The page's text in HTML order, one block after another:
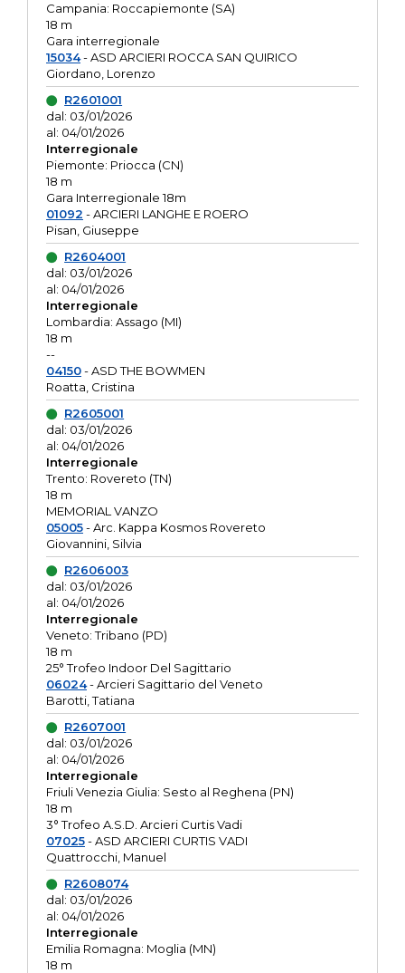
Campania: Roccapiemonte (SA)
18 m
Gara interregionale
15034- ASD ARCIERI ROCCA SAN QUIRICO
Giordano, Lorenzo
R2601001
dal: 03/01/2026
al: 04/01/2026
Interregionale
Piemonte: Priocca (CN)
18 m
Gara Interregionale 18m
01092 - ARCIERI LANGHE E ROERO
Pisan, Giuseppe
R2604001
dal: 03/01/2026
al: 04/01/2026
Interregionale
Lombardia: Assago (MI)
18 m
--
04150- ASD THE BOWMEN
Roatta, Cristina
R2605001
dal: 03/01/2026
al: 04/01/2026
Interregionale
Trento: Rovereto (TN)
18 m
MEMORIAL VANZO
05005- Arc. Kappa Kosmos Rovereto
Giovannini, Silvia
R2606003
dal: 03/01/2026
al: 04/01/2026
Interregionale
Veneto: Tribano (PD)
18 m
25° Trofeo Indoor Del Sagittario
06024- Arcieri Sagittario del Veneto
Barotti, Tatiana
R2607001
dal: 03/01/2026
al: 04/01/2026
Interregionale
Friuli Venezia Giulia: Sesto al Reghena (PN)
18 m
3° Trofeo A.S.D. Arcieri Curtis Vadi
07025- ASD ARCIERI CURTIS VADI
Quattrocchi, Manuel
R2608074
dal: 03/01/2026
al: 04/01/2026
Interregionale
Emilia Romagna: Moglia (MN)
18 m